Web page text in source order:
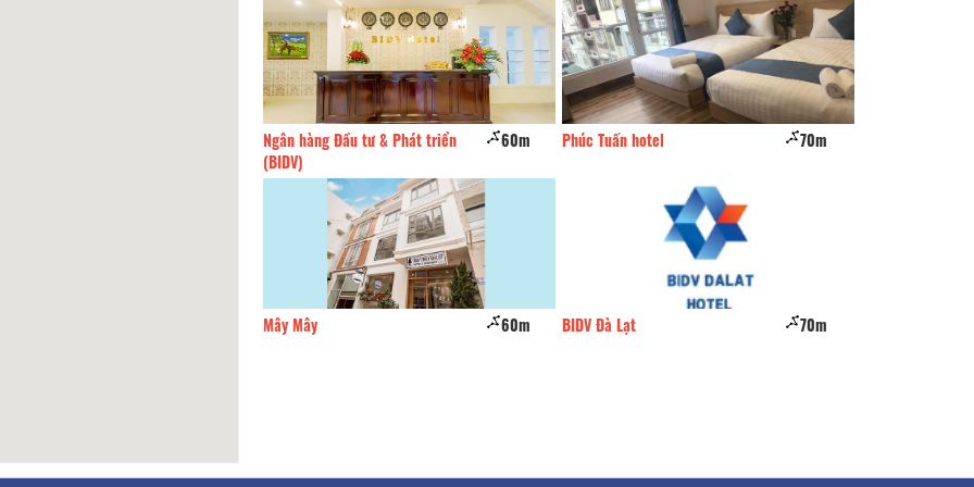
60m
60m
Phúc Tuấn hotel 70m
BIDV Đà Lạt 70m
Khách sạn Sao Mai Tím
Vũ Linh